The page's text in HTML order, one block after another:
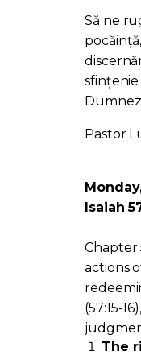
Să ne
sfințenie
Pastor
Isaiah
Chapter
actions
(57:15-
The